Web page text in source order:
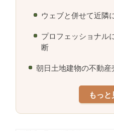
ウェブと併せて近隣
プロフェッショナル
断
朝日土地建物の不動
もっと